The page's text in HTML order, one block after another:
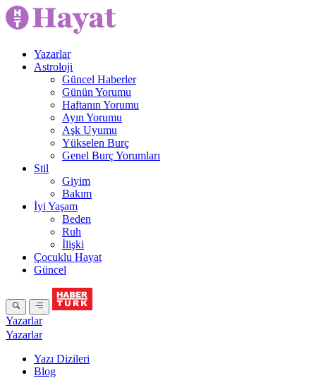
Yazarlar
Astroloji
Güncel Haberler
Günün Yorumu
Haftanın Yorumu
Ayın Yorumu
Aşk Uyumu
Yükselen Burç
Genel Burç Yorumları
Stil
Giyim
Bakım
İyi Yaşam
Beden
Ruh
İlişki
Çocuklu Hayat
Güncel
Yazarlar
Yazarlar
Yazı Dizileri
Blog